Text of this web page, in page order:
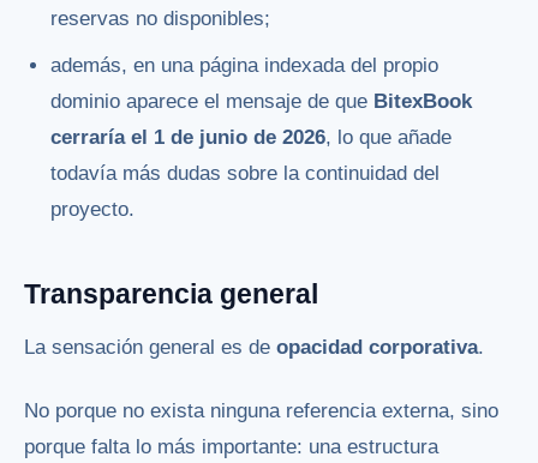
reservas no disponibles;
además, en una página indexada del propio
dominio aparece el mensaje de que BitexBook
cerraría el 1 de junio de 2026, lo que añade
todavía más dudas sobre la continuidad del
proyecto.
Transparencia general
La sensación general es de opacidad corporativa.
No porque no exista ninguna referencia externa, sino
porque falta lo más importante: una estructura